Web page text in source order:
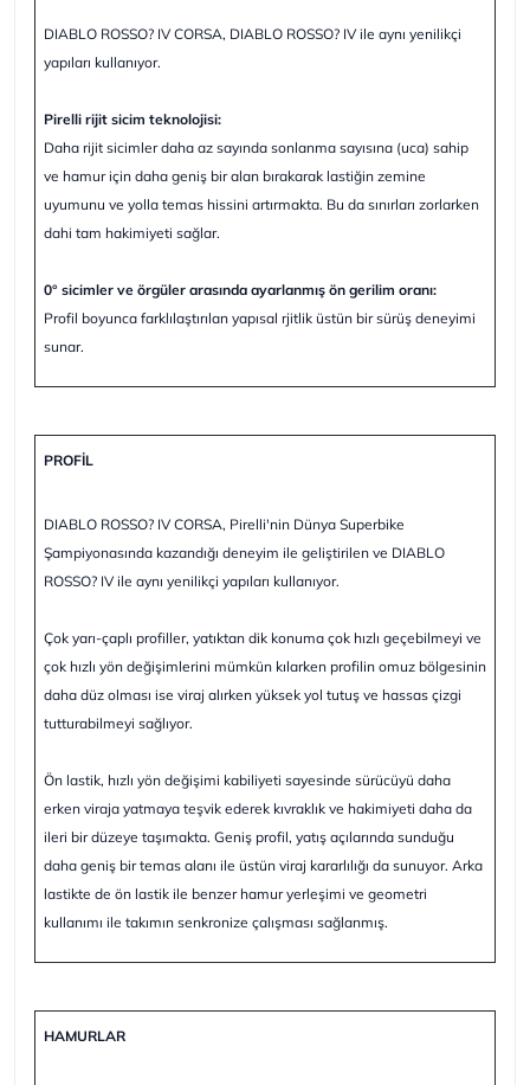
DIABLO ROSSO? IV CORSA, DIABLO ROSSO? IV ile aynı yenilikçi
yapıları kullanıyor.
Pirelli rijit sicim teknolojisi:
Daha rijit sicimler daha az sayında sonlanma sayısına (uca) sahip
ve hamur için daha geniş bir alan bırakarak lastiğin zemine
uyumunu ve yolla temas hissini artırmakta. Bu da sınırları zorlarken
dahi tam hakimiyeti sağlar.
0° sicimler ve örgüler arasında ayarlanmış ön gerilim oranı:
Profil boyunca farklılaştırılan yapısal rjitlik üstün bir sürüş deneyimi
sunar.
PROFİL
DIABLO ROSSO? IV CORSA, Pirelli'nin Dünya Superbike
Şampiyonasında kazandığı deneyim ile geliştirilen ve DIABLO
ROSSO? IV ile aynı yenilikçi yapıları kullanıyor.
Çok yarı-çaplı profiller, yatıktan dik konuma çok hızlı geçebilmeyi ve
çok hızlı yön değişimlerini mümkün kılarken profilin omuz bölgesinin
daha düz olması ise viraj alırken yüksek yol tutuş ve hassas çizgi
tutturabilmeyi sağlıyor.
Ön lastik, hızlı yön değişimi kabiliyeti sayesinde sürücüyü daha
erken viraja yatmaya teşvik ederek kıvraklık ve hakimiyeti daha da
ileri bir düzeye taşımakta. Geniş profil, yatış açılarında sunduğu
daha geniş bir temas alanı ile üstün viraj kararlılığı da sunuyor. Arka
lastikte de ön lastik ile benzer hamur yerleşimi ve geometri
kullanımı ile takımın senkronize çalışması sağlanmış.
HAMURLAR